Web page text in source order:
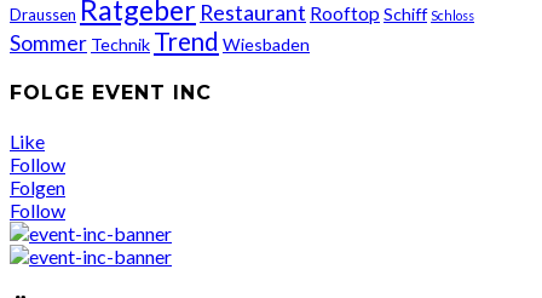
Draussen Ratgeber Restaurant Rooftop Schiff Schloss
Sommer Technik Trend Wiesbaden
FOLGE EVENT INC
Like
Follow
Folgen
Follow